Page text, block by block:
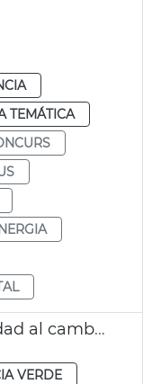
TEMÁTICA
Taller adaptación de la ciudad al cambio climático
VERDE